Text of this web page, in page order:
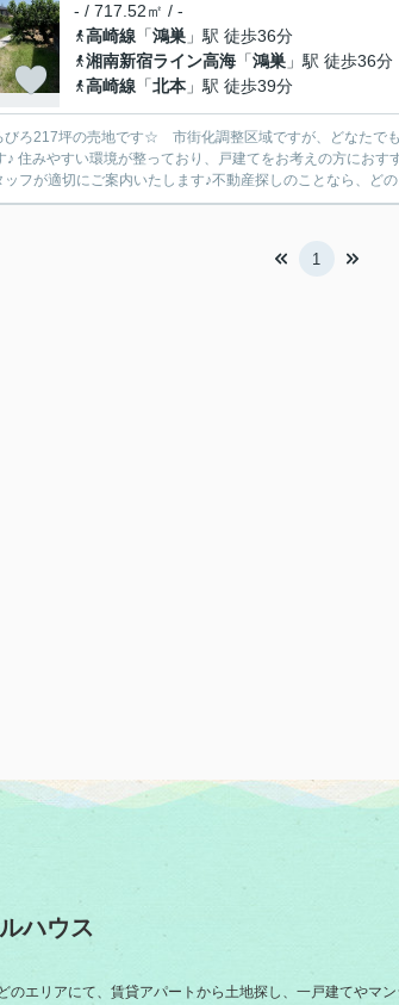
- / 717.52㎡ / -
高崎線 「鴻巣 」駅 徒歩36分
湘南新宿ライン高海 「鴻巣 」駅 徒歩36分
高崎線 「北本 」駅 徒歩39分
びろ217坪の売地です☆ 市街化調整区域ですが、どなた
住みやすい環境が整っており、戸建てをお考えの方にお
フが適切にご案内いたします♪不動産探しのことなら、ど
1
ハウス
エリアにて、賃貸アパートから土地探し、一戸建てやマ